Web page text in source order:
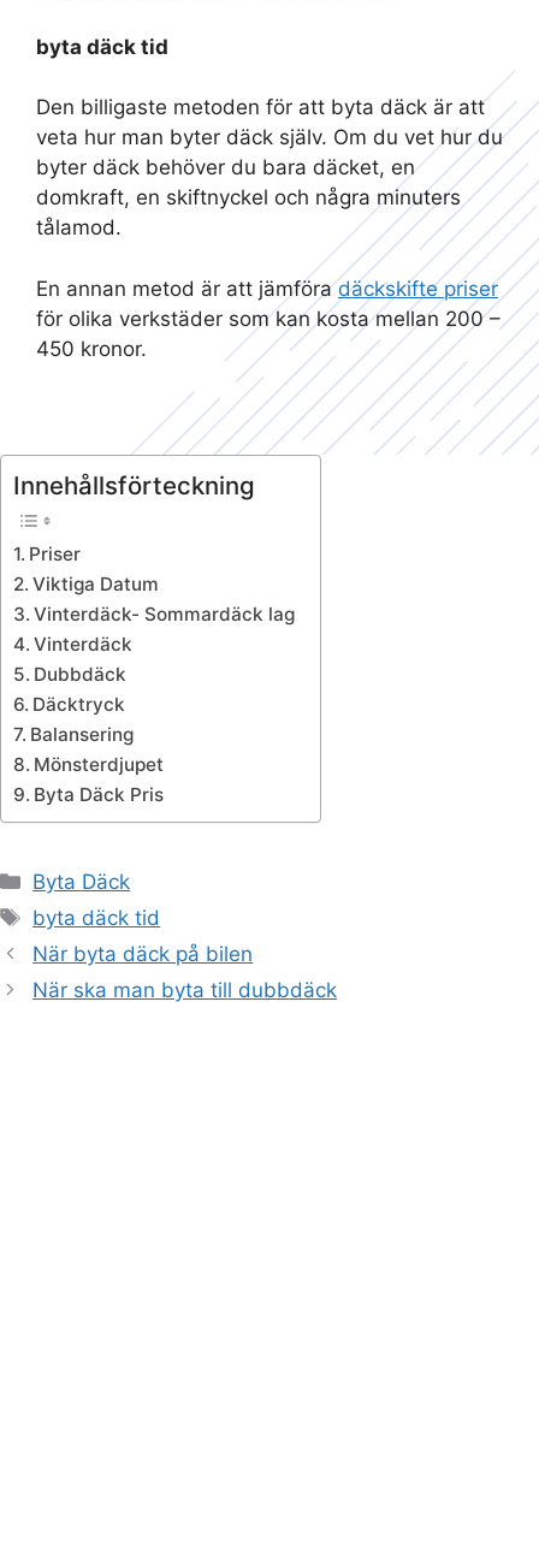
byta däck tid
Den billigaste metoden för att byta däck är att
veta hur man byter däck själv. Om du vet hur du
byter däck behöver du bara däcket, en
domkraft, en skiftnyckel och några minuters
tålamod.
En annan metod är att jämföradäckskifte priser
för olika verkstäder som kan kosta mellan 200 –
450 kronor.
Innehållsförteckning
Priser
Viktiga Datum
Vinterdäck- Sommardäck lag
Vinterdäck
Dubbdäck
Däcktryck
Balansering
Mönsterdjupet
Byta Däck Pris
Kategorier
Byta Däck
Etiketter
byta däck tid
När byta däck på bilen
När ska man byta till dubbdäck